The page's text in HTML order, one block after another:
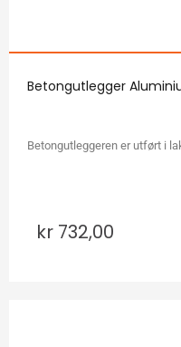
Betongutlegger
Betongutleggeren er utført i
kr 732,00